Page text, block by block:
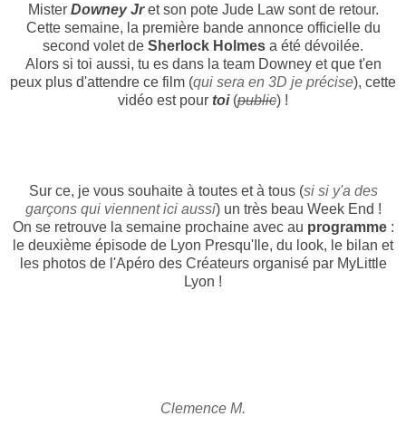
Mister Downey Jret son pote Jude Law sont de retour.
Cette semaine, la première bande annonce officielle du
second volet de Sherlock Holmes a été dévoilée.
Alors si toi aussi, tu es dans la team Downey et que t'en
peux plus d'attendre ce film (qui sera en 3D je précise), cette
vidéo est pour toi(public) !
Sur ce, je vous souhaite à toutes et à tous (si si y'a des
garçons qui viennent ici aussi) un très beau Week End !
On se retrouve la semaine prochaine avec au programme :
le deuxième épisode de Lyon Presqu'Ile, du look, le bilan et
les photos de l'Apéro des Créateurs organisé par MyLittle
Lyon !
Clemence M.